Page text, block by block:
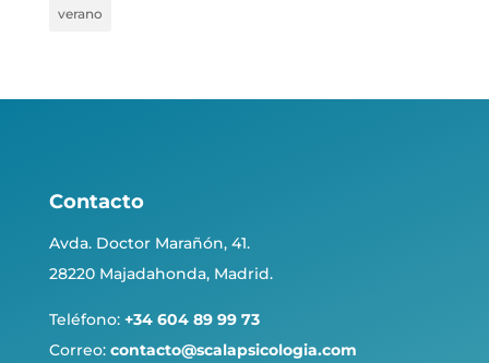
verano
Contacto
Avda. Doctor Marañón, 41.
28220 Majadahonda, Madrid.
Teléfono: +34 604 89 99 73
Correo: contacto@scalapsicologia.com